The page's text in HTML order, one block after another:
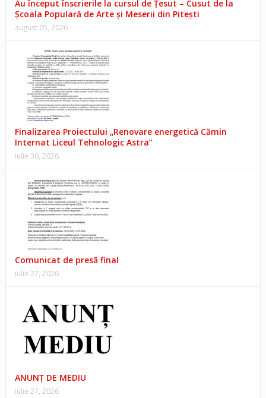
Au început înscrierile la cursul de Țesut – Cusut de la
Școala Populară de Arte și Meserii din Pitești
august 05, 2026
Finalizarea Proiectului „Renovare energetică Cămin
Internat Liceul Tehnologic Astra”
iulie 30, 2026
Comunicat de presă final
iulie 27, 2026
ANUNŢ DE MEDIU
iulie 27, 2026